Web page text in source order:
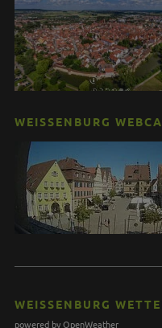
WEISSENBURG WEBCAM
WEISSENBURG WETTER
powered by OpenWeather